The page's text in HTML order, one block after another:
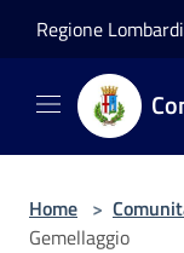
Regione
Home >
Gemellaggio